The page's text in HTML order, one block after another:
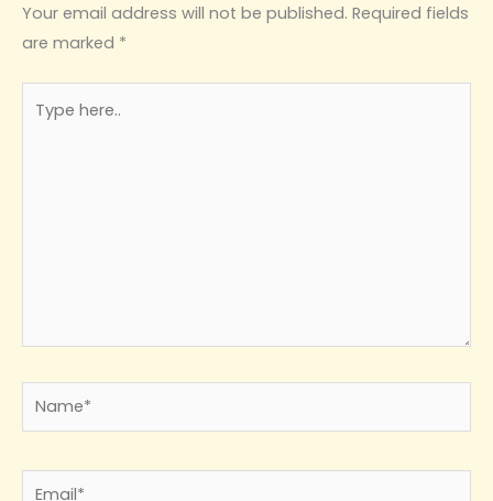
Your email address will not be published. Required fields
are marked *
here..
Name*
Email*